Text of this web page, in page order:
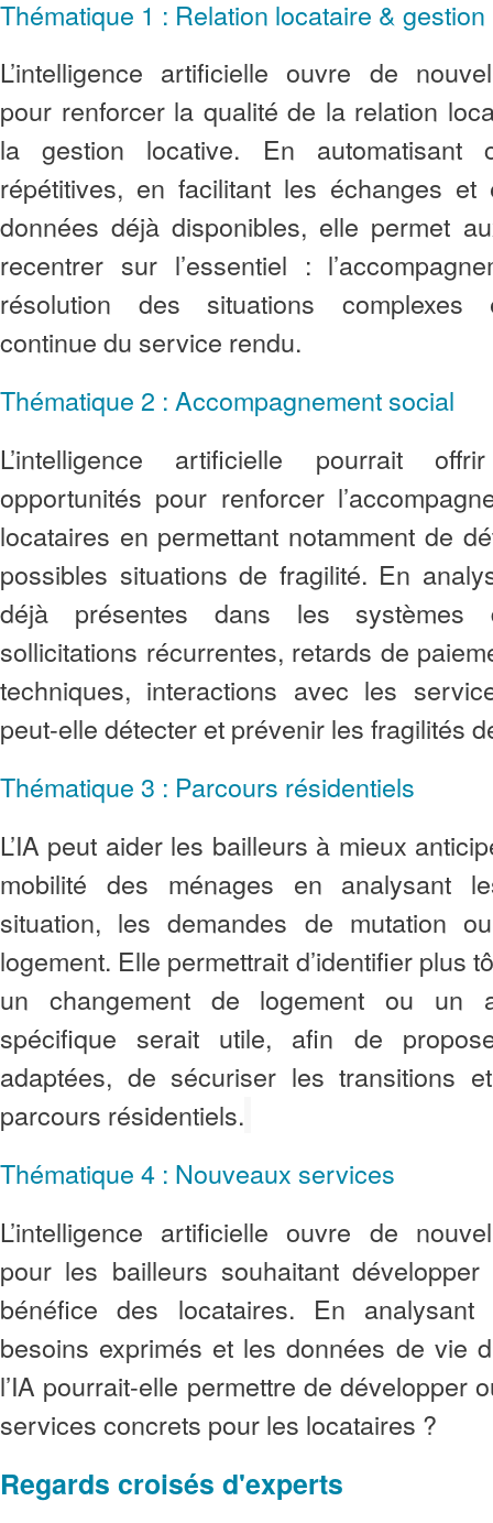
Thématique 1 : Relation locataire &
L’intelligence artificielle ouvre de
pour renforcer la qualité de la relation
la gestion locative. En automatisant
répétitives, en facilitant les échanges et
données déjà disponibles, elle permet
recentrer sur l’essentiel :
résolution des situations complexes
continue du service rendu.
Thématique 2 : Accompagnement social
L’intelligence artificielle pourrait
opportunités pour renforcer
locataires en permettant notamment de
possibles situations de fragilité. En
déjà présentes dans les
sollicitations récurrentes, retards de
techniques, interactions avec les
peut-elle détecter et prévenir les fragilités
Thématique 3 : Parcours résidentiels
L’IA peut aider les bailleurs à mieux
mobilité des ménages en analysant
situation, les demandes de mutation
logement. Elle permettrait d’identifier plus
un changement de logement ou un
spécifique serait utile, afin de
adaptées, de sécuriser les transitions
parcours résidentiels.
Thématique 4 : Nouveaux services
L’intelligence artificielle ouvre de
pour les bailleurs souhaitant
bénéfice des locataires. En
besoins exprimés et les données de vie
l’IA pourrait-elle permettre de développer
services concrets pour les locataires ?
Regards croisés d'experts